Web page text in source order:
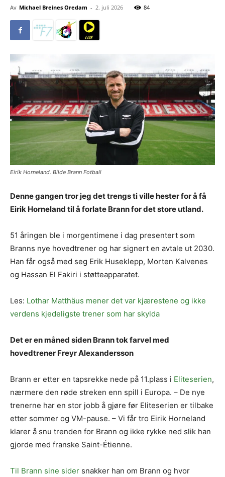
Av Michael Breines Oredam - 2. juli 2026 84
Eirik Horneland. Bilde Brann Fotball
Denne gangen tror jeg det trengs ti ville hester for å få
Eirik Horneland til å forlate Brann for det store utland.
51 åringen ble i morgentimene i dag presentert som
Branns nye hovedtrener og har signert en avtale ut 2030.
Han får også med seg Erik Huseklepp, Morten Kalvenes
og Hassan El Fakiri i støtteapparatet.
Les: Lothar Matthäus mener det var kjærestene og ikke
verdens kjedeligste trener som har skylda
Det er en måned siden Brann tok farvel med
hovedtrener Freyr Alexandersson
Brann er etter en tapsrekke nede på 11.plass i Eliteserien,
nærmere den røde streken enn spill i Europa. – De nye
trenerne har en stor jobb å gjøre før Eliteserien er tilbake
etter sommer og VM-pause. – Vi får tro Eirik Horneland
klarer å snu trenden for Brann og ikke rykke ned slik han
gjorde med franske Saint-Étienne.
Til Brann sine sider snakker han om Brann og hvor